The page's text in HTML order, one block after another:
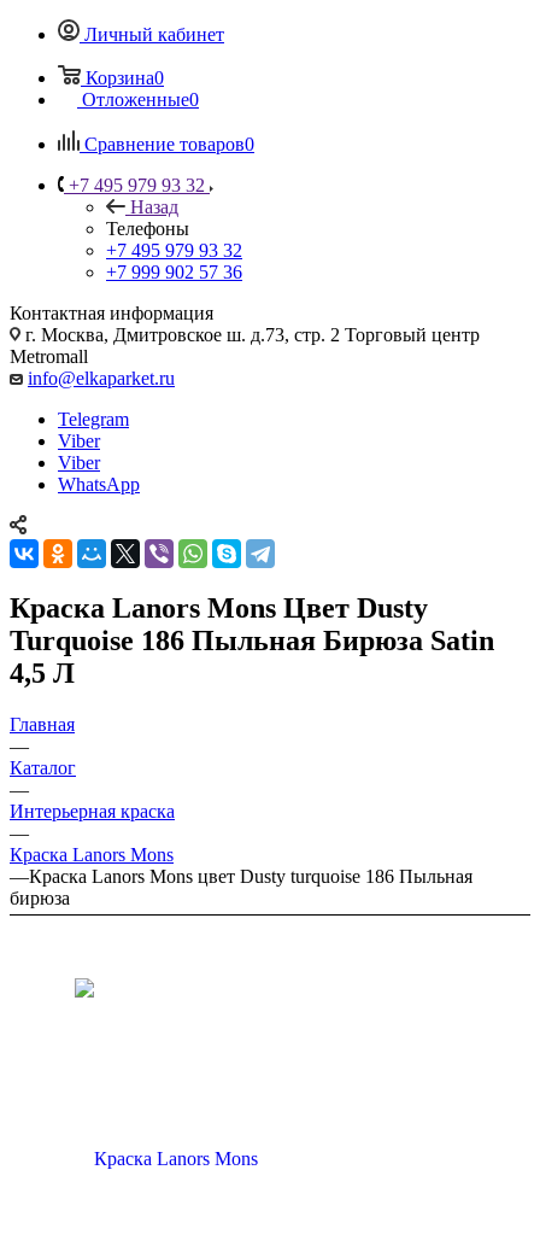
Личный кабинет
Корзина0
Отложенные0
Сравнение товаров0
+7 495 979 93 32
Назад
Телефоны
+7 495 979 93 32
+7 999 902 57 36
Контактная информация
г. Москва, Дмитровское ш. д.73, стр. 2 Торговый центр
Metromall
info@elkaparket.ru
Telegram
Viber
Viber
WhatsApp
Краска Lanors Mons Цвет Dusty
Turquoise 186 Пыльная Бирюза Satin
4,5 Л
Главная
—
Каталог
—
Интерьерная краска
—
Краска Lanors Mons
—Краска Lanors Mons цвет Dusty turquoise 186 Пыльная
бирюза